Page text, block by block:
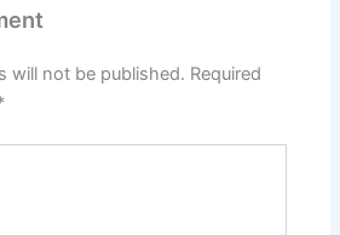
will not be published. Required